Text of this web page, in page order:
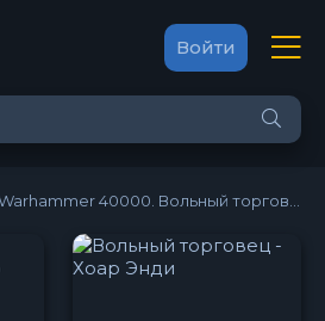
Войти
40000. Вольный торговец скачать и слушать онлайн бесплатно!